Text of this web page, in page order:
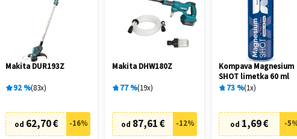
Makita DUR193Z
92% 83x
od 62,70 € -16%
Makita DHW180Z
77% 19x
od 87,61 € -12%
Kompava Magnesium
SHOT limetka 60 ml
73 % 1x
od 1,69 € -5